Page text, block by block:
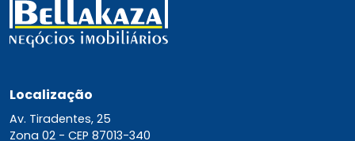
Localização
Av. Tiradentes, 25
Zona 02 - CEP 87013-340